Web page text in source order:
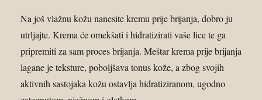
Na još vlažnu kožu nanesite kremu prije brijanja, dobro ju
utrljajte. Krema će omekšati i hidratizirati vaše lice te ga
pripremiti za sam proces brijanja. Meštar krema prije brijanja
lagane je teksture, poboljšava tonus kože, a zbog svojih
aktivnih sastojaka kožu ostavlja hidratiziranom, ugodno